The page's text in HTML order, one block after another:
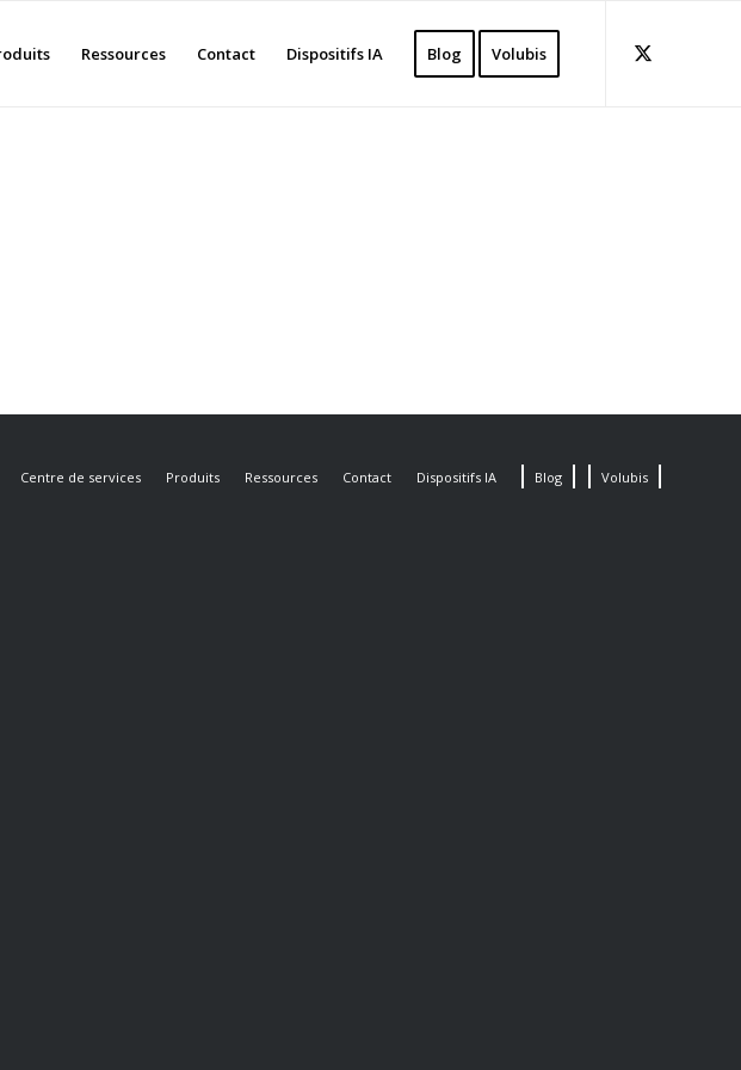
Ressources Contact Dispositifs IA Blog Volubis
Centre de services Produits Ressources Contact Dispositifs IA Blog Volubis